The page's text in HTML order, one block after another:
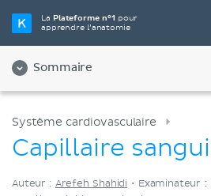
La Plateforme n°1 pour
apprendre l’anatomie
Sommaire
Choisissez votre outil
Vidéos
Système cardiovasculaire
Capillaire
Auteur : Arefeh Shahidi • Examinateur :